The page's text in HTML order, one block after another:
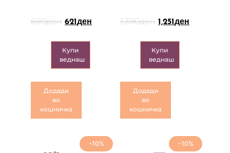
690ден 621 ден
Купи
веднаш
Додади
во
кошничка
1,390ден 1,251 ден
Купи
веднаш
Додади
во
кошничка
-10% -10%